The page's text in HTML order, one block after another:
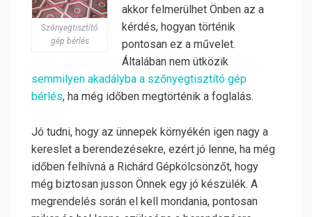
Szőnyegtisztító
gép bérlés
akkor felmerülhet Önben az a
kérdés, hogyan történik
pontosan ez a művelet.
Általában nem ütközik
semmilyen akadályba a szőnyegtisztító gép
bérlés, ha még időben megtörténik a foglalás.
Jó tudni, hogy az ünnepek környékén igen nagy a
kereslet a berendezésekre, ezért jó lenne, ha még
időben felhívná a Richárd Gépkölcsönzőt, hogy
még biztosan jusson Önnek egy jó készülék. A
megrendelés során el kell mondania, pontosan